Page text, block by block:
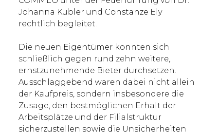
Johanna Kübler und Constanze Ely
rechtlich begleitet.
Die neuen Eigentümer konnten sich
schließlich gegen rund zehn weitere,
ernstzunehmende Bieter durchsetzen.
Ausschlaggebend waren dabei nicht allein
der Kaufpreis, sondern insbesondere die
Zusage, den bestmöglichen Erhalt der
Arbeitsplätze und der Filialstruktur
sicherzustellen sowie die Unsicherheiten